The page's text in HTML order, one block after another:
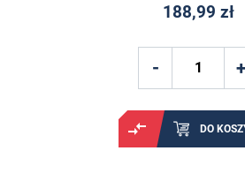
188,99 zł
DO